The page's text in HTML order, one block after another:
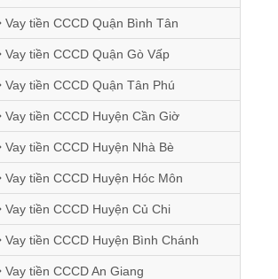
Vay tiền CCCD Quận Bình Tân
Vay tiền CCCD Quận Gò Vấp
Vay tiền CCCD Quận Tân Phú
Vay tiền CCCD Huyện Cần Giờ
Vay tiền CCCD Huyện Nhà Bè
Vay tiền CCCD Huyện Hóc Môn
Vay tiền CCCD Huyện Củ Chi
Vay tiền CCCD Huyện Bình Chánh
Vay tiền CCCD An Giang